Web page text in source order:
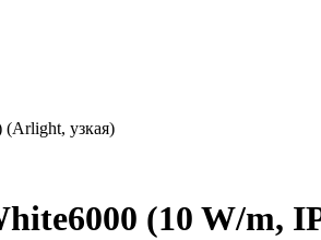
узкая)
(10 W/m,